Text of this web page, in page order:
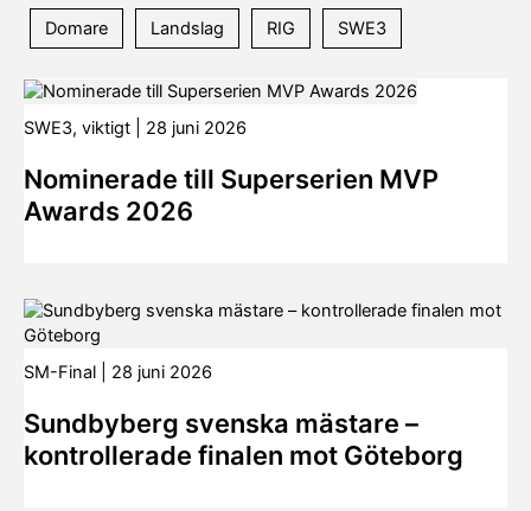
Domare Landslag RIG SWE3
SWE3, viktigt 28 juni 2026
Nominerade till Superserien MVP
Awards 2026
SM-Final 28 juni 2026
Sundbyberg svenska mästare –
kontrollerade finalen mot Göteborg